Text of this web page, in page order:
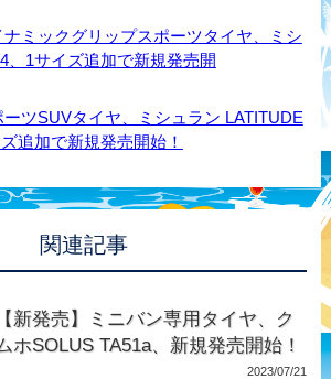
ナミックグリップスポーツタイヤ、ミシ
、1サイズ追加で新規発売開
ーツSUVタイヤ、ミシュラン LATITUDE
追加で新規発売開始！
関連記事
【新発売】ミニバン専用タイヤ、ク
ホSOLUS TA51a、新規発売開始！
2023/07/21